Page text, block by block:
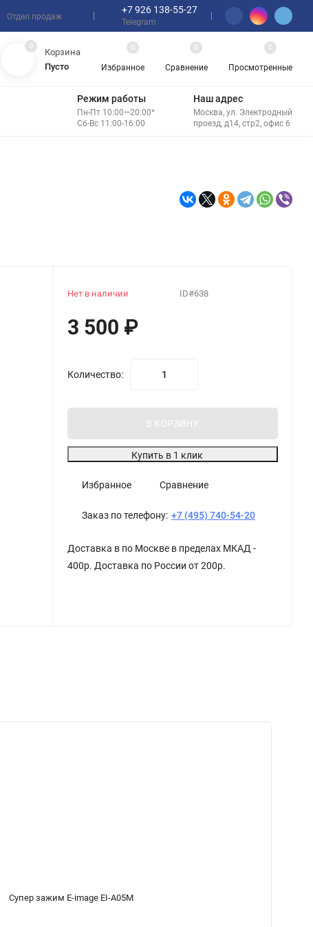
Отдел продаж
+7 926 138-55-27
Telegram
0
Корзина
Пусто
Избранное
0
Сравнение
0
Просмотренные
0
Режим работы
Пн-Пт 10:00—20:00*
Сб-Вс 11:00-16:00
Наш адрес
Москва, ул. Электродный
проезд, д14, стр2, офис 6
Нет в наличии ID#638
3 500 ₽
Количество:
В КОРЗИНУ
Купить в 1 клик
Избранное Сравнение
Заказ по телефону: +7 (495) 740-54-20
Доставка в по Москве в пределах МКАД -
400р. Доставка по России от 200р.
Супер зажим E-image EI-A05M